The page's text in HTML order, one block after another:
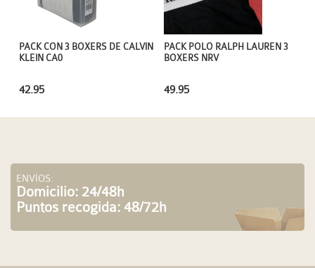
PACK POLO RALPH LAUREN 3
BOXERS NRV
49.95
PACK CON 3 BOXERS DE CALVIN
KLEIN CA0
42.95
ENVÍOS:
Domicilio: 24/48h
Puntos recogida: 48/72h